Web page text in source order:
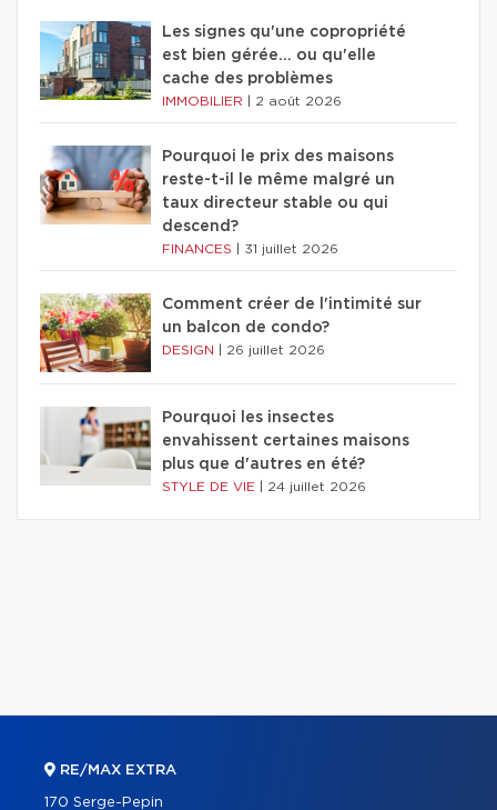
Les signes qu'une copropriété
est bien gérée… ou qu'elle
cache des problèmes
IMMOBILIER 2 août 2026
Pourquoi le prix des maisons
reste-t-il le même malgré un
taux directeur stable ou qui
descend?
FINANCES 31 juillet 2026
Comment créer de l'intimité sur
un balcon de condo?
DESIGN 26 juillet 2026
Pourquoi les insectes
envahissent certaines maisons
plus que d'autres en été?
STYLE DE VIE 24 juillet 2026
RE/MAX EXTRA
170 Serge-Pepin